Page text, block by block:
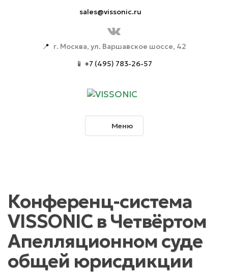
sales@vissonic.ru
📍 г. Москва, ул. Варшавское шоссе, 42
📱 +7 (495) 783-26-57
Меню
Конференц-система
VISSONIC в Четвёртом
Апелляционном суде
общей юрисдикции